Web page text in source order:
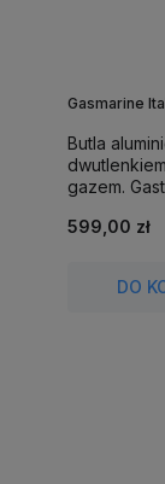
Gasmarine
Butla
gazem.
599,00 zł
DO